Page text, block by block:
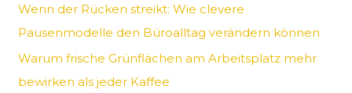
c
h
:
Wenn der Rücken streikt: Wie clevere
Pausenmodelle den Büroalltag verändern können
Warum frische Grünflächen am Arbeitsplatz mehr
bewirken als jeder Kaffee